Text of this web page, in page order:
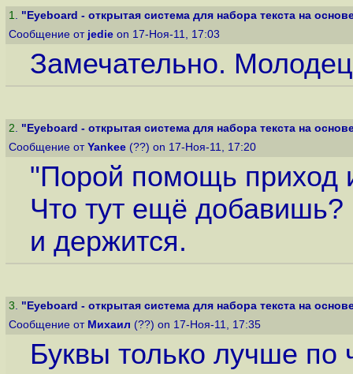
1. "Eyeboard - открытая система для набора текста на
Сообщение от jedie on 17-Ноя-11, 17:03
Замечательно.
2. "Eyeboard - открытая система для набора текста на
Сообщение от Yankee (??) on 17-Ноя-11, 17:20
"Порой помощь приход
Что тут ещё
и держится.
3. "Eyeboard - открытая система для набора текста на
Сообщение от Михаил (??) on 17-Ноя-11, 17:35
Буквы только лучше по